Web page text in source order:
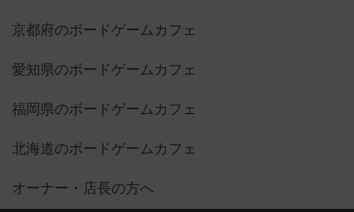
京都府のボードゲームカフェ
愛知県のボードゲームカフェ
福岡県のボードゲームカフェ
北海道のボードゲームカフェ
オーナー・店長の方へ